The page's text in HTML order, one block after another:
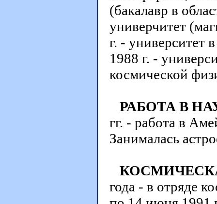
(бакалавр в
универчитет
г. - университет
1988 г. -
космической
РАБОТА В
гг. - работа в
Занималась
года - в отряде